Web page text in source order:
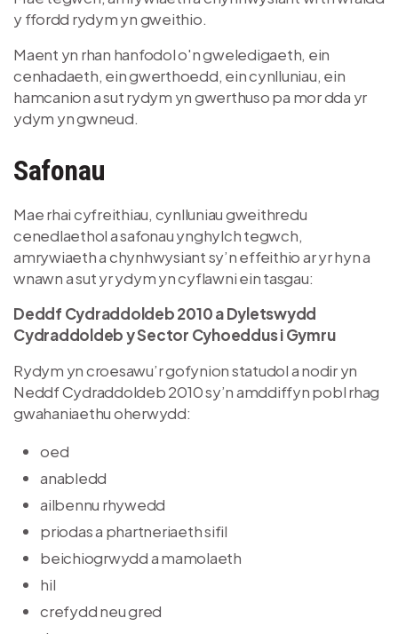
y ffordd rydym yn gweithio.
Maent yn rhan hanfodol o'n gweledigaeth, ein
cenhadaeth, ein gwerthoedd, ein cynlluniau, ein
hamcanion a sut rydym yn gwerthuso pa mor dda yr
ydym yn gwneud.
Safonau
Mae rhai cyfreithiau, cynlluniau gweithredu
cenedlaethol a safonau ynghylch tegwch,
amrywiaeth a chynhwysiant sy’n effeithio ar yr hyn a
wnawn a sut yr ydym yn cyflawni ein tasgau:
Deddf Cydraddoldeb 2010 a Dyletswydd
Cydraddoldeb y Sector Cyhoeddus i Gymru
Rydym yn croesawu’r gofynion statudol a nodir yn
Neddf Cydraddoldeb 2010 sy’n amddiffyn pobl rhag
gwahaniaethu oherwydd:
oed
anabledd
ailbennu rhywedd
priodas a phartneriaeth sifil
beichiogrwydd a mamolaeth
hil
crefydd neu gred